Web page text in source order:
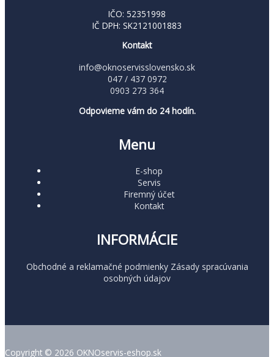
IČO: 52351998
IČ DPH: SK2121001883
Kontakt
info@oknoservisslovensko.sk
047 / 437 0972
0903 273 364
Odpovieme vám do 24 hodín.
Menu
E-shop
Servis
Firemný účet
Kontakt
INFORMÁCIE
Obchodné a reklamačné podmienky Zásady spracúvania
osobných údajov
Copyright © 2026 OKNOservis-eshop.sk